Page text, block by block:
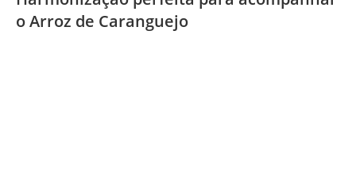
o Arroz de Caranguejo